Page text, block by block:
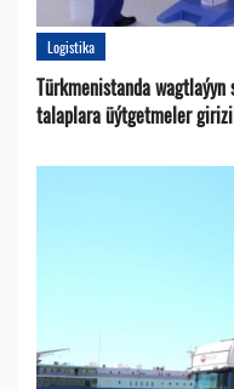
Logistika
Türkmenistanda
talaplara üýtgetmeler